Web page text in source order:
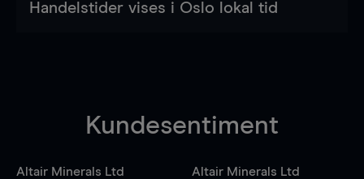
Handelstider vises i Oslo lokal tid
Kundesentiment
Altair Minerals Ltd
Altair Minerals Ltd